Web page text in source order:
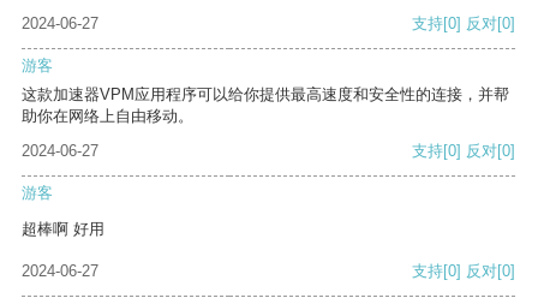
2024-06-27
支持[0] 反对[0]
游客
这款加速器VPM应用程序可以给你提供最高速度和安全性的连接，并帮
助你在网络上自由移动。
2024-06-27
支持[0] 反对[0]
游客
超棒啊 好用
2024-06-27 支持[0] 反对[0]